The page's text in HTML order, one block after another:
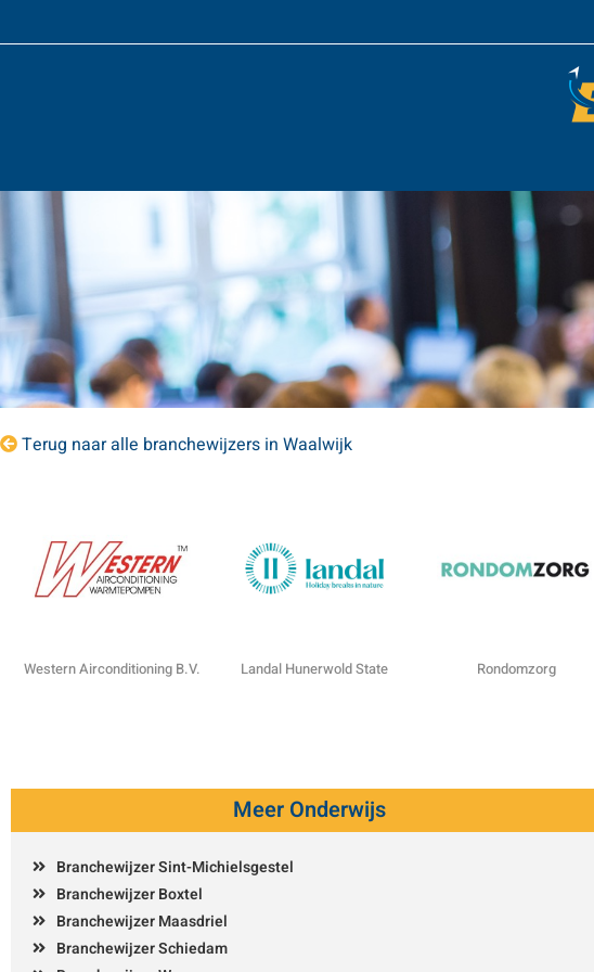
Terug naar alle branchewijzers in Waalwijk
Western Airconditioning B.V. Landal Hunerwold State Rondomzorg
Meer Onderwijs
Branchewijzer Sint-Michielsgestel
Branchewijzer Boxtel
Branchewijzer Maasdriel
Branchewijzer Schiedam